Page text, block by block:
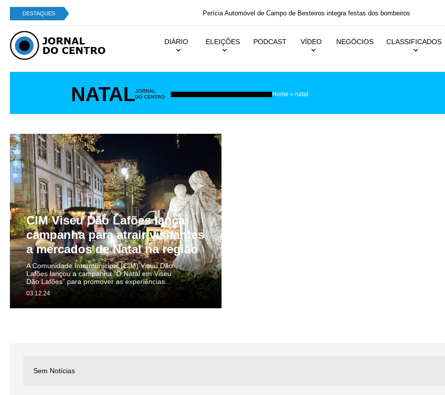
DESTAQUES Perícia Automóvel de Campo de Besteiros integra festas dos bombeiros
DIÁRIO ELEIÇÕES PODCAST VÍDEO NEGÓCIOS CLASSIFICADOS
NATALJORNAL
DO CENTRO
Home » natal
CIM Viseu Dão Lafões lança
campanha para atrair visitantes
a mercados de Natal na região
03.12.24
A Comunidade Intermunicipal (CIM) Viseu Dão
Lafões lançou a campanha “O Natal em Viseu
Dão Lafões” para promover as experiências...
Sem Notícias